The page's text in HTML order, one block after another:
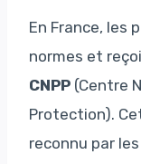
En France, les
normes et
CNPP (Centre
Protection).
reconnu par